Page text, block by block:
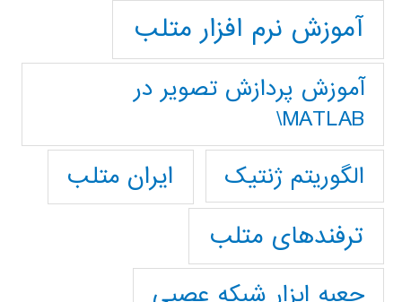
آموزش نرم افزار متلب
آموزش پردازش تصوير در
MATLAB\
الگوریتم ژنتیک
ایران متلب
ترفندهای متلب